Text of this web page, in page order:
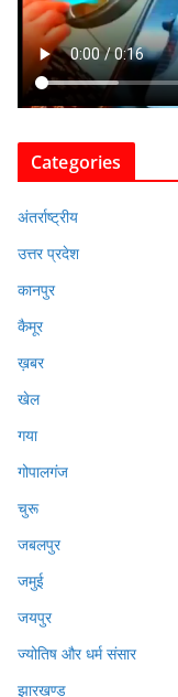
Categories
अंतर्राष्ट्रीय
उत्तर प्रदेश
कानपुर
कैमूर
ख़बर
खेल
गया
गोपालगंज
चुरू
जबलपुर
जमुई
जयपुर
ज्योतिष और धर्म संसार
झारखण्ड